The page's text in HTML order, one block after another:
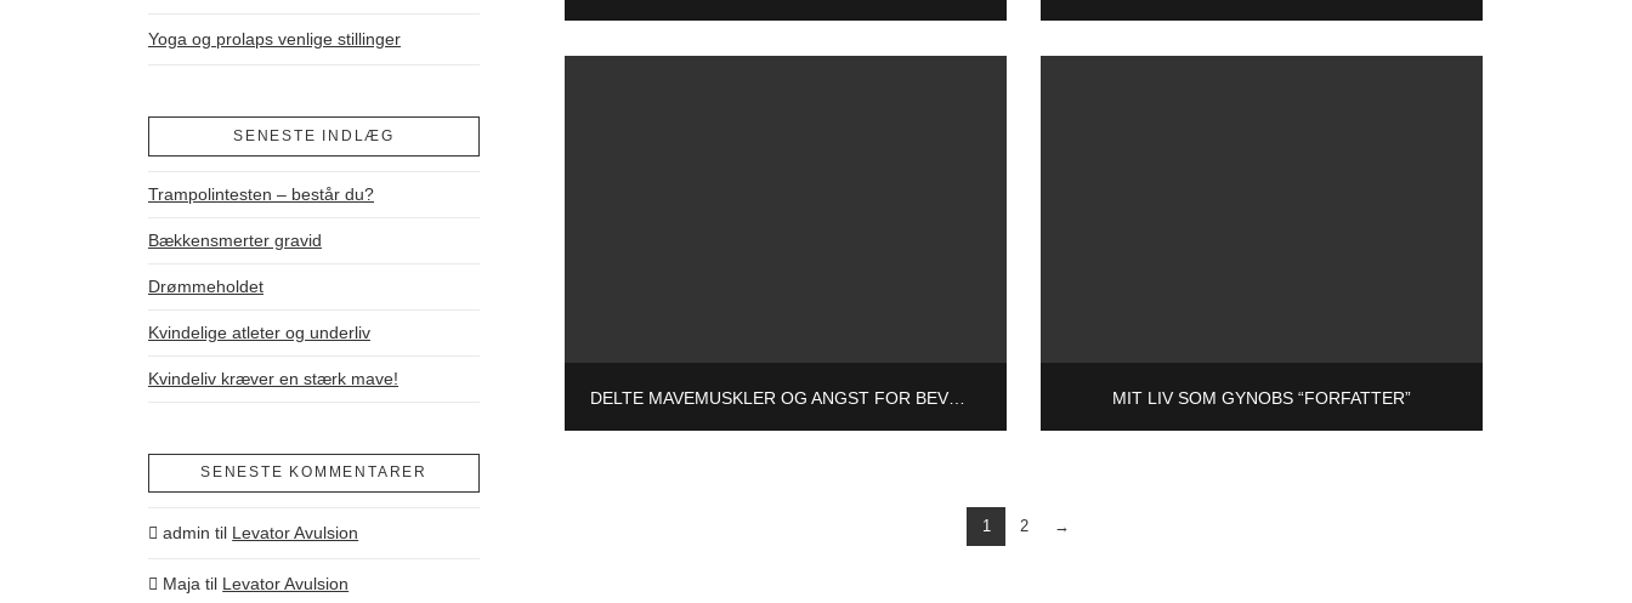
DELTE MAVEMUSKLER OG ANGST FOR BEVÆGELSE MIT LIV SOM GYNOBS “FORFATTER”
1 2 →
Yoga og prolaps venlige stillinger
SENESTE INDLÆG
Trampolintesten – består du?
Bækkensmerter gravid
Drømmeholdet
Kvindelige atleter og underliv
Kvindeliv kræver en stærk mave!
SENESTE KOMMENTARER
admin til Levator Avulsion
Maja til Levator Avulsion